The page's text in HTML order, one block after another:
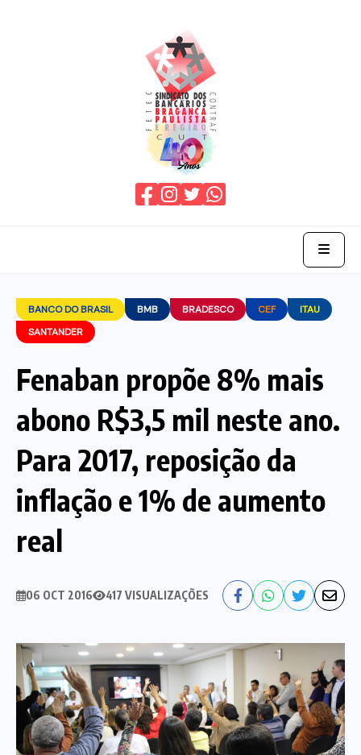
Home
O Sindicato
Nossa História
Agenda das atividades sindicais
Diretoria
Banco do Brasil
BMB
Comunicação
Galerias de Fotos
Videos
Webmail
BANCO DO BRASIL BMB BRADESCO CEF
ITAU
SANTANDER
Fenaban propõe 8% mais
abono R$3,5 mil neste ano.
Para 2017, reposição da
inflação e 1% de aumento
real
06 OCT 2016 417 VISUALIZAÇÕES